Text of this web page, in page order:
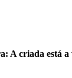
A criada está a